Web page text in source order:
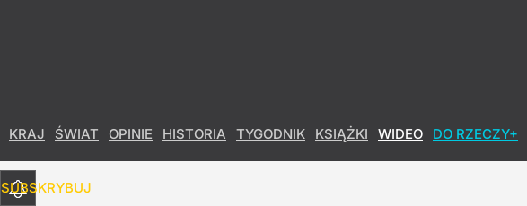
KRAJ ŚWIAT OPINIE HISTORIA TYGODNIK KSIĄŻKI WIDEO DO RZECZY+
SUBSKRYBUJ